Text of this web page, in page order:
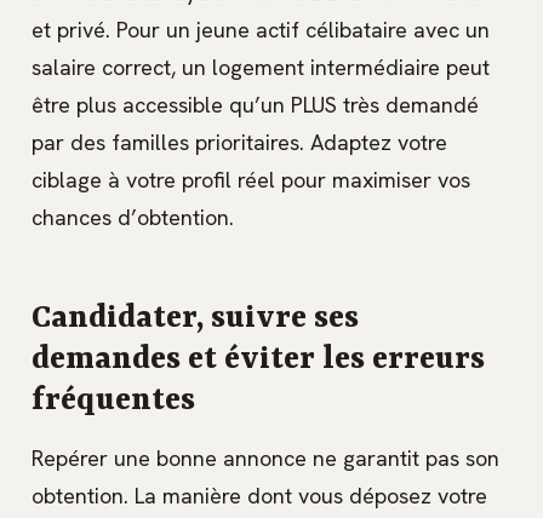
et privé. Pour un jeune actif célibataire avec un
salaire correct, un logement intermédiaire peut
être plus accessible qu’un PLUS très demandé
par des familles prioritaires. Adaptez votre
ciblage à votre profil réel pour maximiser vos
chances d’obtention.
Candidater, suivre ses
demandes et éviter les erreurs
fréquentes
Repérer une bonne annonce ne garantit pas son
obtention. La manière dont vous déposez votre